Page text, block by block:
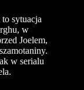
sytuacja
w
Joelem,
w serialu